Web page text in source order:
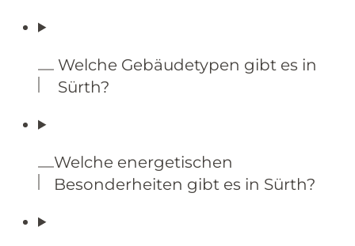
Welche Gebäudetypen gibt es in
Sürth?
Welche energetischen
Besonderheiten gibt es in Sürth?